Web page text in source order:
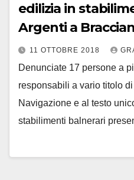
edilizia in
Argenti a
11 OTTOBRE 2018
Denunciate 17 persone a
responsabili a vario titolo
Navigazione e al testo
stabilimenti balnerari